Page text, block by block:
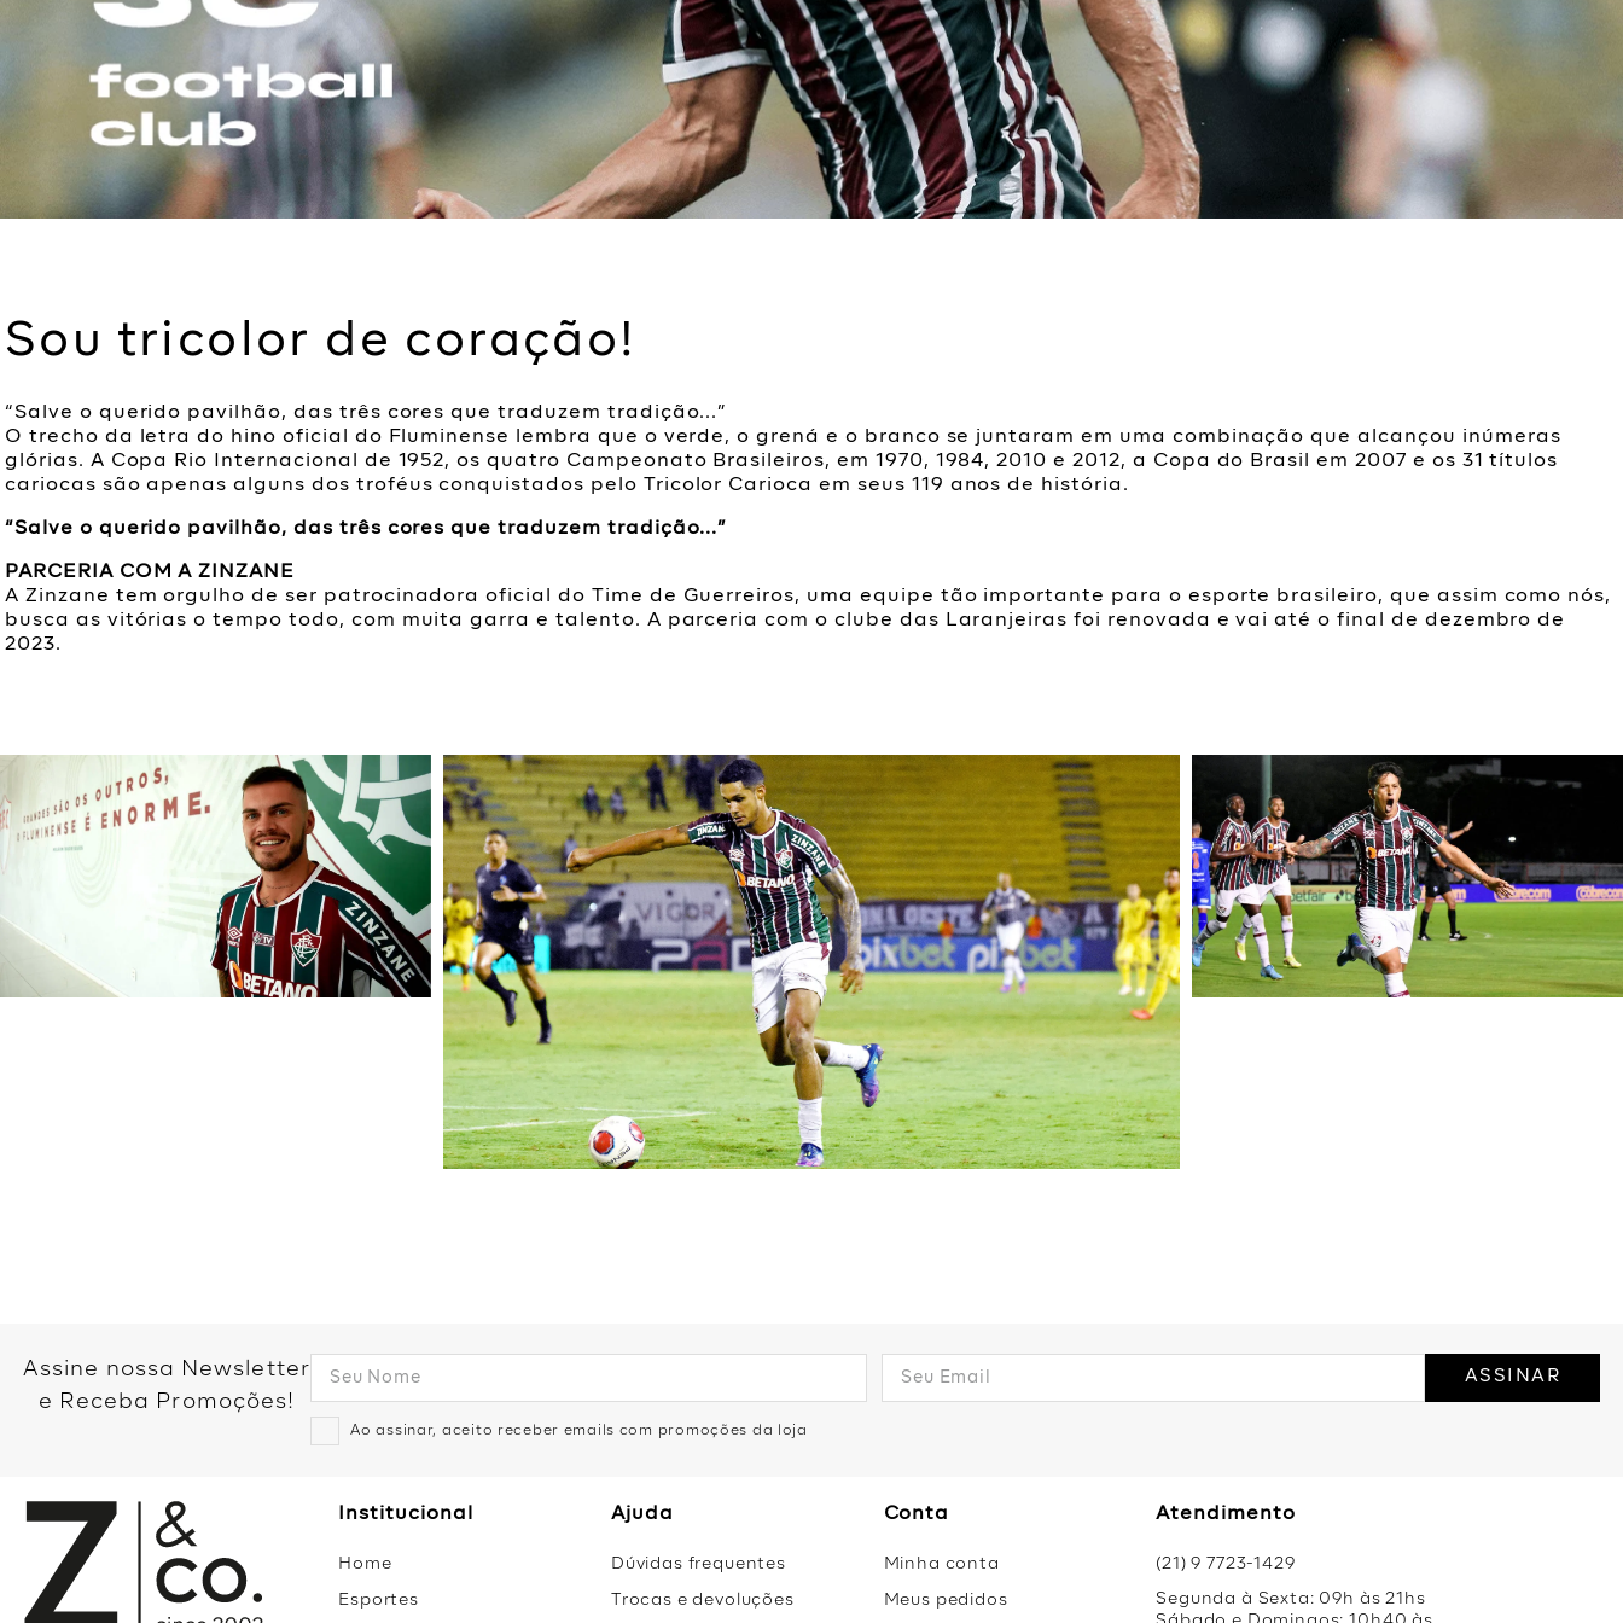
Sou tricolor de coração!
“Salve o querido pavilhão, das três cores que traduzem tradição...”
O trecho da letra do hino oficial do Fluminense lembra que o verde, o grená e o branco se juntaram em uma combinação que alcançou inúmeras
glórias. A Copa Rio Internacional de 1952, os quatro Campeonato Brasileiros, em 1970, 1984, 2010 e 2012, a Copa do Brasil em 2007 e os 31 títulos
cariocas são apenas alguns dos troféus conquistados pelo Tricolor Carioca em seus 119 anos de história.
“Salve o querido pavilhão, das três cores que traduzem tradição...”
PARCERIA COM A ZINZANE
A Zinzane tem orgulho de ser patrocinadora oficial do Time de Guerreiros, uma equipe tão importante para o esporte brasileiro, que assim como nós,
busca as vitórias o tempo todo, com muita garra e talento. A parceria com o clube das Laranjeiras foi renovada e vai até o final de dezembro de
2023.
Assine nossa Newsletter
e Receba Promoções!
Ao assinar, aceito receber emails com promoções da loja
ASSINAR
Institucional
Home
Esportes
Ajuda
Dúvidas frequentes
Trocas e devoluções
Conta
Minha conta
Meus pedidos
Atendimento
(21) 9 7723-1429
Segunda à Sexta: 09h às 21hs